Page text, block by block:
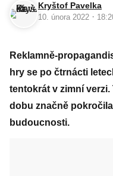
Kryštof Pavelka
10. února 2022 ·
Reklamně-
hry se po čtrnácti
tentokrát v zimní
dobu značně
budoucnosti.